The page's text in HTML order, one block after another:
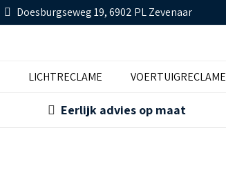
Doesburgseweg 19, 6902 PL Zevenaar
LICHTRECLAME VOERTUIGRECLAME
Eerlijk advies op maat